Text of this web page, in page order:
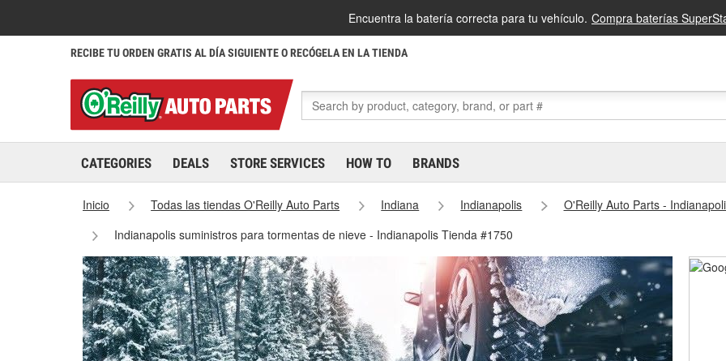
Encuentra la batería correcta para tu vehículo. Compra baterías
RECIBE TU ORDEN GRATIS AL DÍA SIGUIENTE O RECÓGELA EN LA TIENDA
CATEGORIES DEALS STORE SERVICES HOW TO BRANDS
Inicio Todas las tiendas O'Reilly Auto Parts Indiana Indianapolis
O'Reilly Auto Parts -
Indianapolis suministros para tormentas de nieve - Indianapolis Tienda #1750